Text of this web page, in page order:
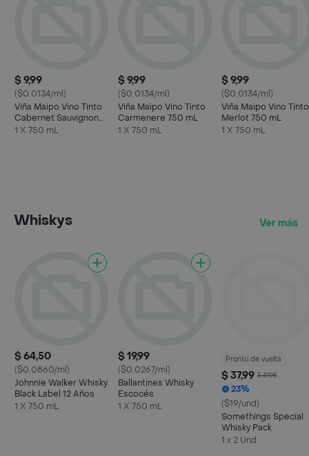
$ 9,99
($0.0134/ml)
Viña Maipo Vino Tinto
Cabernet Sauvignon
750 mL
1 X 750 mL
$ 9,99
($0.0134/ml)
Viña Maipo Vino Tinto
Carmenere 750 mL
1 X 750 mL
$ 9,99
($0.0134/ml)
Viña Maipo Vino Tinto
Merlot 750 mL
1 X 750 mL
Whiskys Ver más
$ 64,50
($0.0860/ml)
Johnnie Walker Whisky
Black Label 12 Años
1 X 750 mL
$ 19,99
($0.0267/ml)
Ballantines Whisky
Escocés
1 X 750 mL
Pronto de vuelta
$ 37,99 $ 49,98
23%
($19/und)
Somethings Special
Whisky Pack
1 x 2 Und